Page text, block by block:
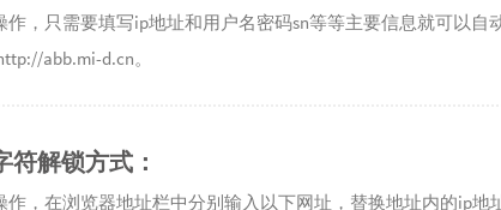
作，只需要填写ip地址和用户名密码sn等等主要信息就可以自
abb.mi-d.cn。
解锁方式：
作，在浏览器地址栏中分别输入以下网址，替换地址内的ip地